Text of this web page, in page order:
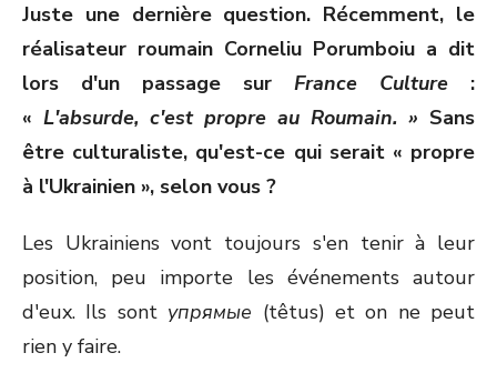
Juste une dernière question. Récemment, le
réalisateur roumain Corneliu Porumboiu a dit
lors d'un passage sur France Culture :
« L'absurde, c'est propre au Roumain. » Sans
être culturaliste, qu'est-ce qui serait « propre
à l'Ukrainien », selon vous ?
Les Ukrainiens vont toujours s'en tenir à leur
position, peu importe les événements autour
d'eux. Ils sont упрямые (têtus) et on ne peut
rien y faire.